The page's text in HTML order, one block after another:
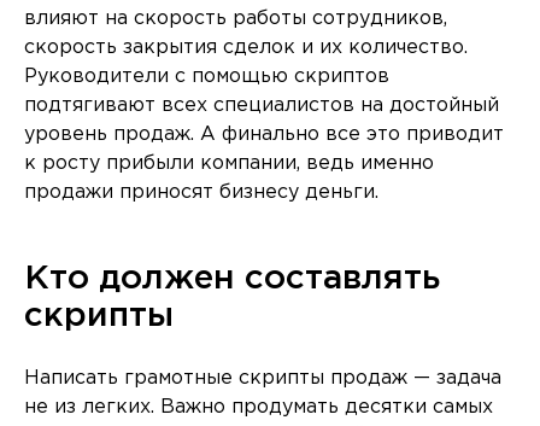
влияют на скорость работы сотрудников,
скорость закрытия сделок и их количество.
Руководители с помощью скриптов
подтягивают всех специалистов на достойный
уровень продаж. А финально все это приводит
к росту прибыли компании, ведь именно
продажи приносят бизнесу деньги.
Кто должен составлять
скрипты
Написать грамотные скрипты продаж — задача
не из легких. Важно продумать десятки самых